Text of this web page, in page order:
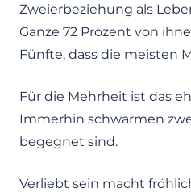
Zweierbeziehung als
Ganze 72 Prozent von
Fünfte, dass die meisten
Für die Mehrheit ist das
Immerhin schwärmen
begegnet sind.
Verliebt sein macht